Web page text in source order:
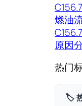
燃油
原因
热门
🏷️